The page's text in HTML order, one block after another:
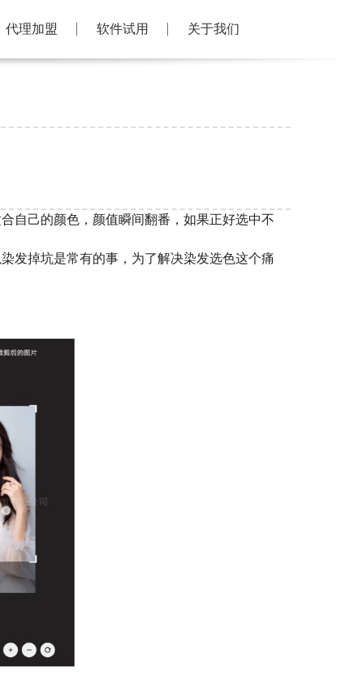
代理加盟 软件试用 关于我们
自己的颜色，颜值瞬间翻番，如果正好选中不
发掉坑是常有的事，为了解决染发选色这个痛